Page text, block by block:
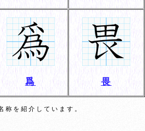
爲 畏
を紹介しています。